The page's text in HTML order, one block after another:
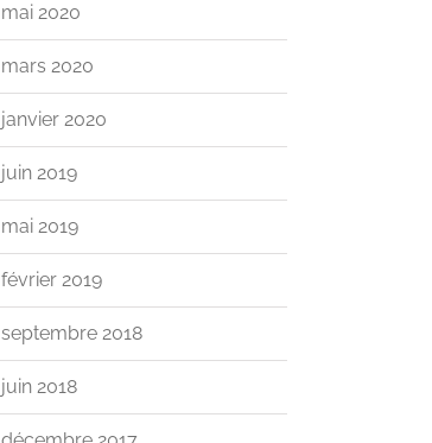
mai 2020
mars 2020
janvier 2020
juin 2019
mai 2019
février 2019
septembre 2018
juin 2018